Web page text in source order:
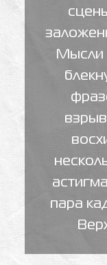
Мысли
пара